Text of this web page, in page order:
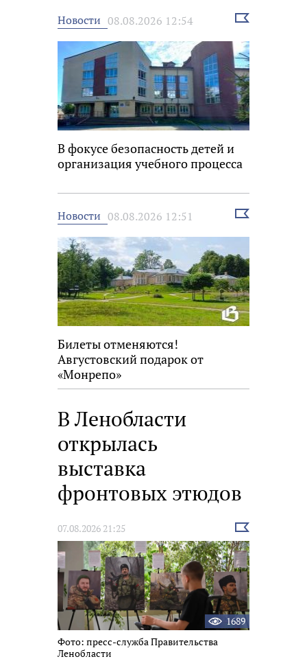
Новости 08.08.2026 12:54
Выбрать
В фокусе безопасность детей и
организация учебного процесса
Новости 08.08.2026 12:51
Выбрать
Билеты отменяются!
Августовский подарок от
«Монрепо»
В Ленобласти
открылась
выставка
фронтовых этюдов
07.08.2026 21:25
Выбрать
новость
1689
Фото: пресс-служба Правительства
Ленобласти